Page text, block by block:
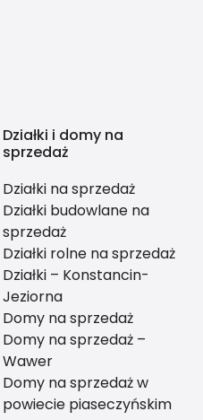
Działki i domy na
sprzedaż
Działki na sprzedaż
Działki budowlane na
sprzedaż
Działki rolne na sprzedaż
Działki – Konstancin-
Jeziorna
Domy na sprzedaż
Domy na sprzedaż –
Wawer
Domy na sprzedaż w
powiecie piaseczyńskim